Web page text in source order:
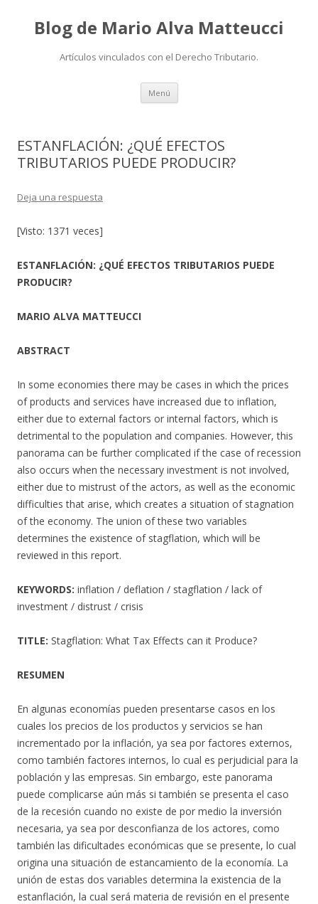
Blog de Mario Alva Matteucci
Artículos vinculados con el Derecho Tributario.
Menú Ir
contenido
ESTANFLACIÓN: ¿QUÉ EFECTOS
TRIBUTARIOS PUEDE PRODUCIR?
Deja una respuesta
[Visto: 1371 veces]
ESTANFLACIÓN: ¿QUÉ EFECTOS TRIBUTARIOS PUEDE
PRODUCIR?
MARIO ALVA MATTEUCCI
ABSTRACT
In some economies there may be cases in which the prices
of products and services have increased due to inflation,
either due to external factors or internal factors, which is
detrimental to the population and companies. However, this
panorama can be further complicated if the case of recession
also occurs when the necessary investment is not involved,
either due to mistrust of the actors, as well as the economic
difficulties that arise, which creates a situation of stagnation
of the economy. The union of these two variables
determines the existence of stagflation, which will be
reviewed in this report.
KEYWORDS: inflation / deflation / stagflation / lack of
investment / distrust / crisis
TITLE: Stagflation: What Tax Effects can it Produce?
RESUMEN
En algunas economías pueden presentarse casos en los
cuales los precios de los productos y servicios se han
incrementado por la inflación, ya sea por factores externos,
como también factores internos, lo cual es perjudicial para la
población y las empresas. Sin embargo, este panorama
puede complicarse aún más si también se presenta el caso
de la recesión cuando no existe de por medio la inversión
necesaria, ya sea por desconfianza de los actores, como
también las dificultades económicas que se presente, lo cual
origina una situación de estancamiento de la economía. La
unión de estas dos variables determina la existencia de la
estanflación, la cual será materia de revisión en el presente